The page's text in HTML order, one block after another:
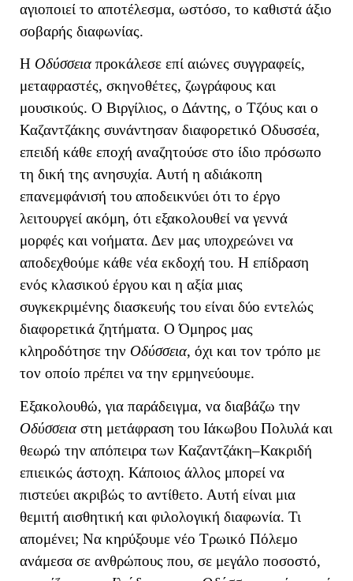
αγιοποιεί το αποτέλεσμα, ωστόσο, το καθιστά άξιο
σοβαρής διαφωνίας.
Η Οδύσσειαπροκάλεσε επί αιώνες συγγραφείς,
μεταφραστές, σκηνοθέτες, ζωγράφους και
μουσικούς. Ο Βιργίλιος, ο Δάντης, ο Τζόυς και ο
Καζαντζάκης συνάντησαν διαφορετικό Οδυσσέα,
επειδή κάθε εποχή αναζητούσε στο ίδιο πρόσωπο
τη δική της ανησυχία. Αυτή η αδιάκοπη
επανεμφάνισή του αποδεικνύει ότι το έργο
λειτουργεί ακόμη, ότι εξακολουθεί να γεννά
μορφές και νοήματα. Δεν μας υποχρεώνει να
αποδεχθούμε κάθε νέα εκδοχή του. Η επίδραση
ενός κλασικού έργου και η αξία μιας
συγκεκριμένης διασκευής του είναι δύο εντελώς
διαφορετικά ζητήματα. Ο Όμηρος μας
κληροδότησε την Οδύσσεια, όχι και τον τρόπο με
τον οποίο πρέπει να την ερμηνεύουμε.
Εξακολουθώ, για παράδειγμα, να διαβάζω την
Οδύσσειαστη μετάφραση του Ιάκωβου Πολυλά και
θεωρώ την απόπειρα των Καζαντζάκη–Κακριδή
επιεικώς άστοχη. Κάποιος άλλος μπορεί να
πιστεύει ακριβώς το αντίθετο. Αυτή είναι μια
θεμιτή αισθητική και φιλολογική διαφωνία. Τι
απομένει; Να κηρύξουμε νέο Τρωικό Πόλεμο
ανάμεσα σε ανθρώπους που, σε μεγάλο ποσοστό,